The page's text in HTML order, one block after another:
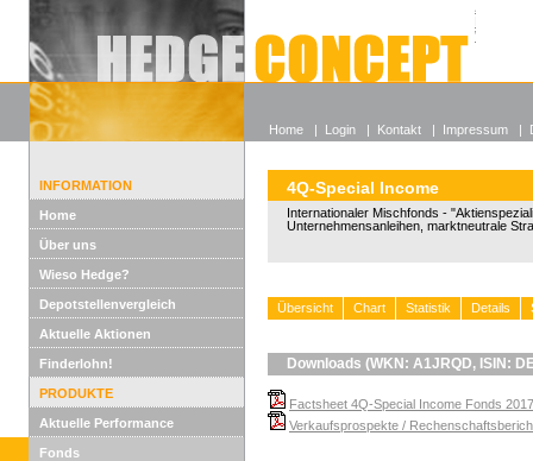
Alle
Wieso
INFORMATION
Home
Über uns
Wieso Hedge?
Depotstellenvergleich
Aktuelle Aktionen
Finderlohn!
PRODUKTE
Aktuelle Performance
Fonds
4Q-Special Income
Internationaler Mischfonds -
Unternehmensanleihen, marktneutrale
Übersicht Chart Statistik Details
Downloads (WKN: A1JRQD, ISIN:
Factsheet 4Q-Special Income Fonds
Verkaufsprospekte /
Home | Login | Kontakt | Impressum |